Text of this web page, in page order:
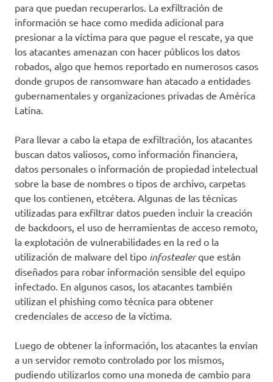
para que puedan recuperarlos. La exfiltración de
información se hace como medida adicional para
presionar a la víctima para que pague el rescate, ya que
los atacantes amenazan con hacer públicos los datos
robados, algo que hemos reportado en numerosos casos
donde grupos de ransomware han atacado a entidades
gubernamentales y organizaciones privadas de América
Latina.
Para llevar a cabo la etapa de exfiltración, los atacantes
buscan datos valiosos, como información financiera,
datos personales o información de propiedad intelectual
sobre la base de nombres o tipos de archivo, carpetas
que los contienen, etcétera. Algunas de las técnicas
utilizadas para exfiltrar datos pueden incluir la creación
de backdoors, el uso de herramientas de acceso remoto,
la explotación de vulnerabilidades en la red o la
utilización de malware del tipo infostealerque están
diseñados para robar información sensible del equipo
infectado. En algunos casos, los atacantes también
utilizan el phishing como técnica para obtener
credenciales de acceso de la víctima.
Luego de obtener la información, los atacantes la envían
a un servidor remoto controlado por los mismos,
pudiendo utilizarlos como una moneda de cambio para